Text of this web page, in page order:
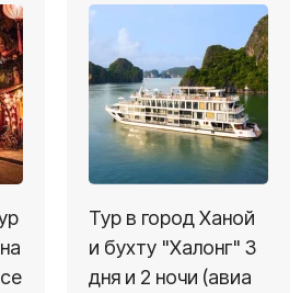
Тур в город Ханой
и бухту "Халонг" 3
дня и 2 ночи (авиа